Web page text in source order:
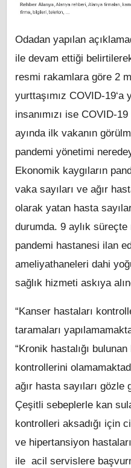
Odadan yapılan
ile devam ettiği
resmi rakamlara göre 2
yurttaşımız COVID-19‘a
insanımızı ise COVID-
ayında ilk vakanın
pandemi yönetimi
Ekonomik kaygıların
vaka sayıları ve ağır
olarak yatan hasta
durumda. 9 aylık
pandemi hastanesi ilan
ameliyathaneleri dahi
sağlık hizmeti askıya
“Kanser hastaları
taramaları
“Kronik hastalığı
kontrollerini
ağır hasta sayıları gözle
Çeşitli sebeplerle kan
kontrolleri aksadığı için
ve hipertansiyon
ile acil servislere